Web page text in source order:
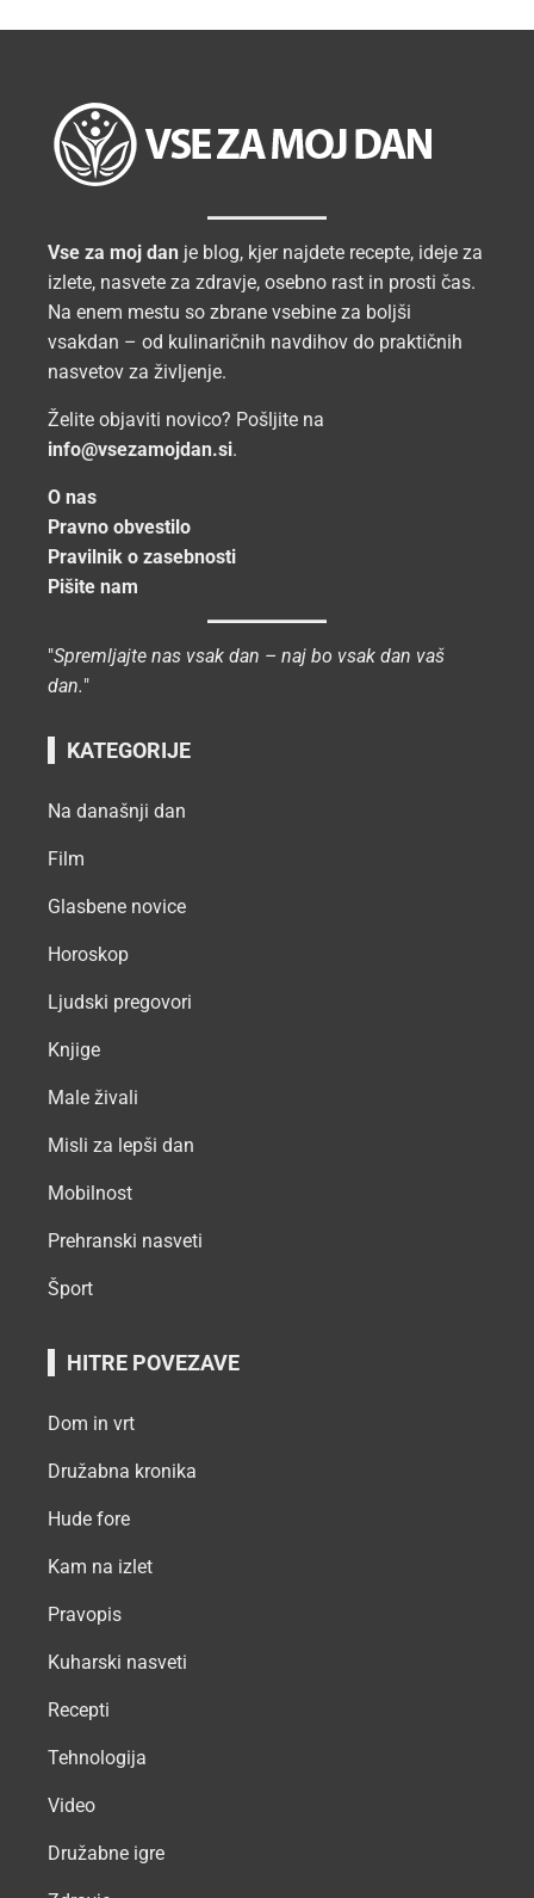
Vse za moj dan je blog, kjer najdete recepte, ideje za
izlete, nasvete za zdravje, osebno rast in prosti čas.
Na enem mestu so zbrane vsebine za boljši
vsakdan – od kulinaričnih navdihov do praktičnih
nasvetov za življenje.
Želite objaviti novico? Pošljite na
info@vsezamojdan.si.
O nas
Pravno obvestilo
Pravilnik o zasebnosti
Pišite nam
"Spremljajte nas vsak dan – naj bo vsak dan vaš
dan."
KATEGORIJE
Na današnji dan
Film
Glasbene novice
Horoskop
Ljudski pregovori
Knjige
Male živali
Misli za lepši dan
Mobilnost
Prehranski nasveti
Šport
HITRE POVEZAVE
Dom in vrt
Družabna kronika
Hude fore
Kam na izlet
Pravopis
Kuharski nasveti
Recepti
Tehnologija
Video
Družabne igre